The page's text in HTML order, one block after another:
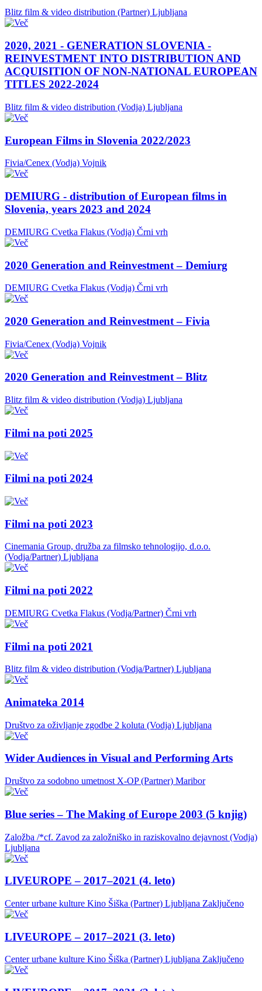
Blitz film & video distribution (Partner) Ljubljana
2020, 2021 - GENERATION SLOVENIA -
REINVESTMENT INTO DISTRIBUTION AND
ACQUISITION OF NON-NATIONAL EUROPEAN
TITLES 2022-2024
Blitz film & video distribution (Vodja) Ljubljana
European Films in Slovenia 2022/2023
Fivia/Cenex (Vodja) Vojnik
DEMIURG - distribution of European films in
Slovenia, years 2023 and 2024
DEMIURG Cvetka Flakus (Vodja) Črni vrh
2020 Generation and Reinvestment – Demiurg
DEMIURG Cvetka Flakus (Vodja) Črni vrh
2020 Generation and Reinvestment – Fivia
Fivia/Cenex (Vodja) Vojnik
2020 Generation and Reinvestment – Blitz
Blitz film & video distribution (Vodja) Ljubljana
Filmi na poti 2025
Filmi na poti 2024
Filmi na poti 2023
Cinemania Group, družba za filmsko tehnologijo, d.o.o.
(Vodja/Partner) Ljubljana
Filmi na poti 2022
DEMIURG Cvetka Flakus (Vodja/Partner) Črni vrh
Filmi na poti 2021
Blitz film & video distribution (Vodja/Partner) Ljubljana
Animateka 2014
Društvo za oživljanje zgodbe 2 koluta (Vodja) Ljubljana
Wider Audiences in Visual and Performing Arts
Društvo za sodobno umetnost X-OP (Partner) Maribor
Blue series – The Making of Europe 2003 (5 knjig)
Založba /*cf. Zavod za založniško in raziskovalno dejavnost (Vodja)
Ljubljana
LIVEUROPE – 2017–2021 (4. leto)
Center urbane kulture Kino Šiška (Partner) Ljubljana Zaključeno
LIVEUROPE – 2017–2021 (3. leto)
Center urbane kulture Kino Šiška (Partner) Ljubljana Zaključeno